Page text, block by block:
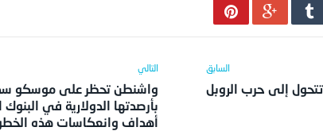
إلى حرب الروبل
واشنطن تحظر على موسكو
بأرصدتها الدولارية في البنوك
أهداف وانعكاسات هذه